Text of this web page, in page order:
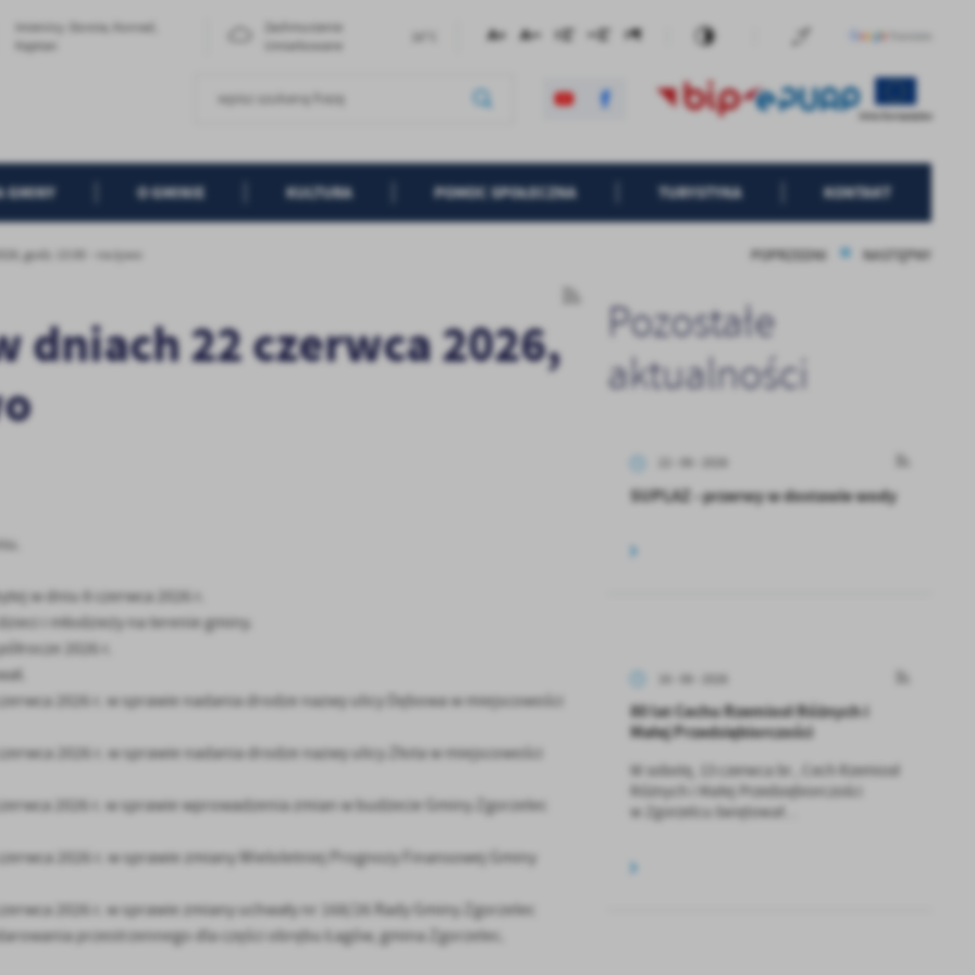
Twoją prywatność. Możesz zmienić ustawienia cookies lub zaakceptować je
Imieniny: Dorota, Konrad,
Kajetan
GMINY O GMINIE KULTURA POMOC SPOŁECZNA TURYSTYKA KONTAKT
godz. 13:00 - na żywo POPRZEDNI NASTĘPNY
dniach 22 czerwca 2026,
w dniu 8 czerwca 2026 r.
i młodzieży na terenie gminy.
2026 r.
2026 r. w sprawie nadania drodze nazwy ulicy Dębowa w miejscowości
2026 r. w sprawie nadania drodze nazwy ulicy Złota w miejscowości
2026 r. w sprawie wprowadzenia zmian w budżecie Gminy Zgorzelec
2026 r. w sprawie zmiany Wieloletniej Prognozy Finansowej Gminy
2026 r. w sprawie zmiany uchwały nr 168/26 Rady Gminy Zgorzelec
przestrzennego dla części obrębu Łagów, gmina Zgorzelec.
Pozostałe
aktualności
SUPLAZ - przerwy w dostawie wody
80 lat Cechu Rzemiosł Różnych i
Małej Przedsiębiorczości
W sobotę, 13 czerwca br., Cech Rzemiosł
Różnych i Małej Przedsiębiorczości
w Zgorzelcu świętował...